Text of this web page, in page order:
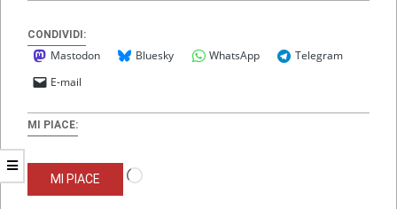
CONDIVIDI:
Mastodon Bluesky WhatsApp
Telegram
E-mail
MI PIACE:
MI PIACE